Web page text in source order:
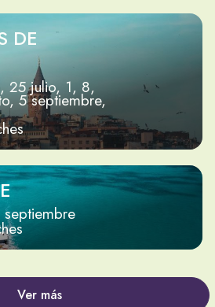
DE
25 julio, 1, 8,
5 septiembre,
Ver más